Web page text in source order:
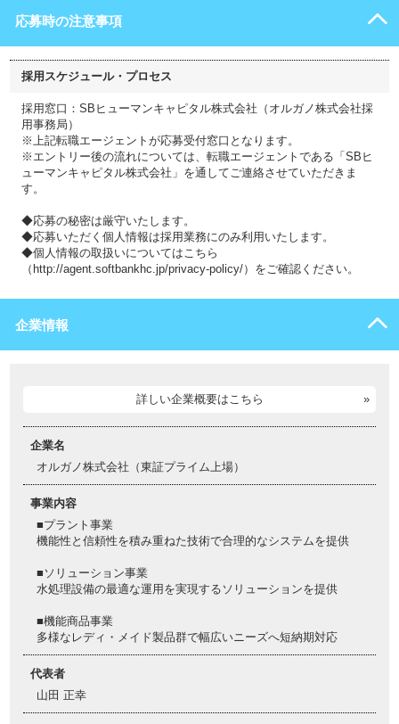
応募時の注意事項
採用スケジュール・プロセス
採用窓口：SBヒューマンキャピタル株式会社（オルガノ株式会社採
用事務局）
※上記転職エージェントが応募受付窓口となります。
※エントリー後の流れについては、転職エージェントである「SBヒ
ューマンキャピタル株式会社」を通してご連絡させていただきま
す。
◆応募の秘密は厳守いたします。
◆応募いただく個人情報は採用業務にのみ利用いたします。
◆個人情報の取扱いについてはこちら
（http://agent.softbankhc.jp/privacy-policy/）をご確認ください。
企業情報
詳しい企業概要はこちら
企業名
オルガノ株式会社（東証プライム上場）
事業内容
■プラント事業
機能性と信頼性を積み重ねた技術で合理的なシステムを提供
■ソリューション事業
水処理設備の最適な運用を実現するソリューションを提供
■機能商品事業
多様なレディ・メイド製品群で幅広いニーズへ短納期対応
代表者
山田 正幸